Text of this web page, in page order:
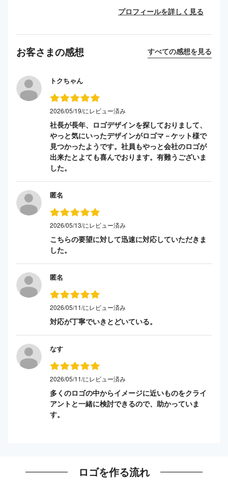
プロフィールを詳しく見る
お客さまの感想 すべての感想を見る
トクちゃん
2026/05/19/にレビュー済み
社長が長年、ロゴデザインを探しておりまして、
やっと気にいったデザインがロゴマ－ケット様で
見つかったようです。社員もやっと会社のロゴが
出来たとよても喜んでおります。有難うございま
した。
匿名
2026/05/13/にレビュー済み
こちらの要望に対して迅速に対応していただきま
した。
匿名
2026/05/11/にレビュー済み
対応が丁寧でいきとどいている。
なす
2026/05/11/にレビュー済み
多くのロゴの中からイメージに近いものをクライ
アントと一緒に検討できるので、助かっていま
す。
ロゴを作る流れ